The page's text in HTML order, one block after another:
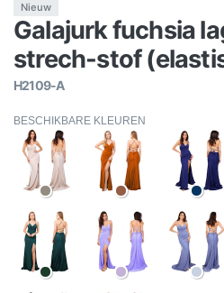
Nieuw
Galajurk fuchsia
strech-stof
H2109-A
BESCHIKBARE KLEUREN